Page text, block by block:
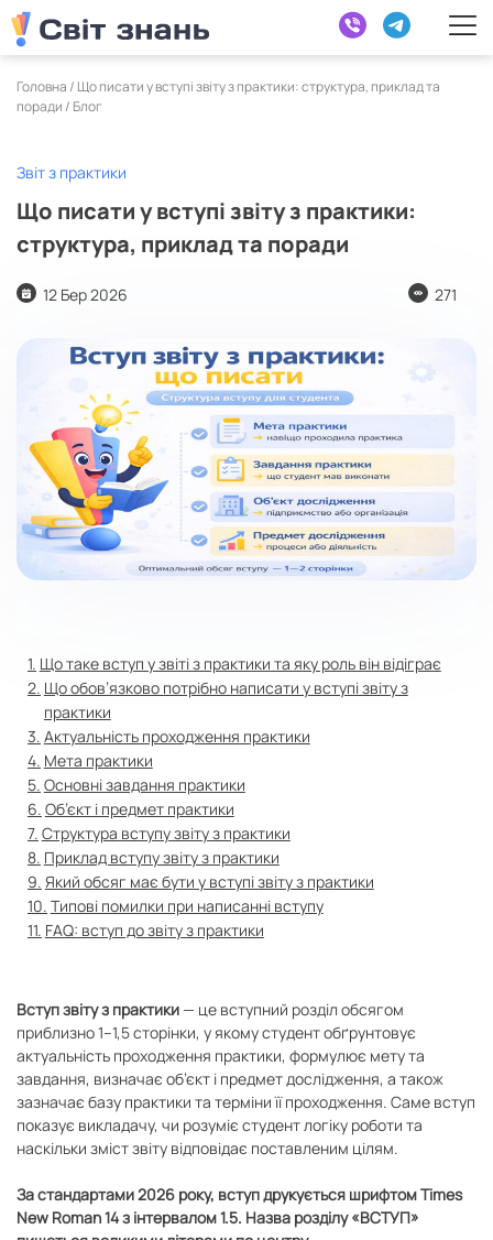
Головна / Що писати у вступі звіту з практики: структура, приклад та
поради / Блог
Звіт з практики
Що писати у вступі звіту з практики:
структура, приклад та поради
12 Бер 2026 271
Що таке вступ у звіті з практики та яку роль він відіграє
Що обов’язково потрібно написати у вступі звіту з
практики
Актуальність проходження практики
Мета практики
Основні завдання практики
Об’єкт і предмет практики
Структура вступу звіту з практики
Приклад вступу звіту з практики
Який обсяг має бути у вступі звіту з практики
Типові помилки при написанні вступу
FAQ: вступ до звіту з практики
Вступ звіту з практики— це вступний розділ обсягом
приблизно 1–1,5 сторінки, у якому студент обґрунтовує
актуальність проходження практики, формулює мету та
завдання, визначає об’єкт і предмет дослідження, а також
зазначає базу практики та терміни її проходження. Саме вступ
показує викладачу, чи розуміє студент логіку роботи та
наскільки зміст звіту відповідає поставленим цілям.
За стандартами 2026 року, вступ друкується шрифтом Times
New Roman 14 з інтервалом 1.5. Назва розділу «ВСТУП»